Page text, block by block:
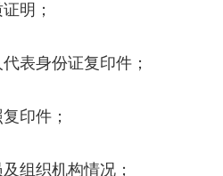
明；
身份证复印件；
印件；
织机构情况；